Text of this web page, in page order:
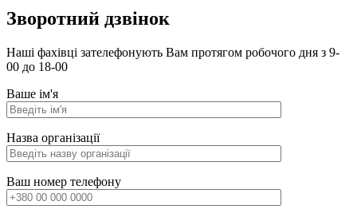
Зворотний дзвінок
Наші фахівці зателефонують Вам протягом робочого дня з 9-
00 до 18-00
Ваше ім'я
Назва організації
Ваш номер телефону